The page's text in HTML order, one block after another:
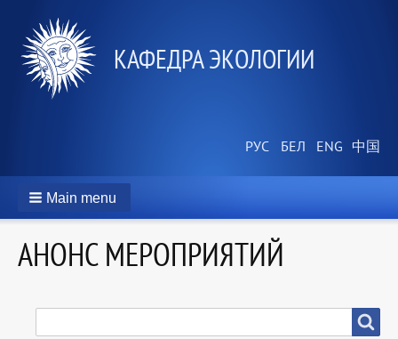
КАФЕДРА ЭКОЛОГИИ
Main menu
АНОНС МЕРОПРИЯТИЙ